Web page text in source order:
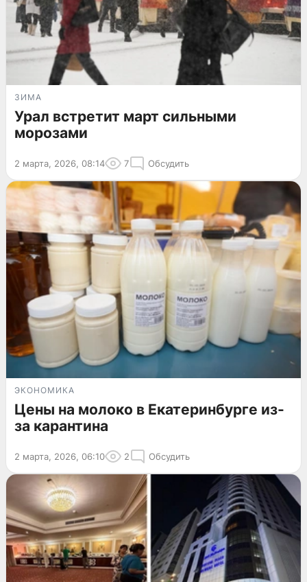
ЗИМА
Урал встретит март сильными
морозами
2 марта, 2026, 08:14 7 Обсудить
ЭКОНОМИКА
Цены на молоко в Екатеринбурге из-
за карантина
2 марта, 2026, 06:10 2 Обсудить